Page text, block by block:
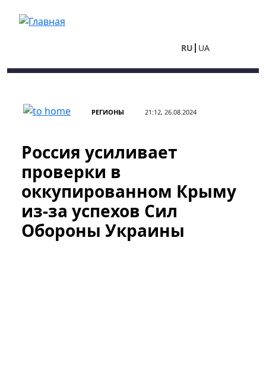
RU UA
РЕГИОНЫ 21:12, 26.08.2024
Россия усиливает
проверки в
оккупированном Крыму
из-за успехов Сил
Обороны Украины